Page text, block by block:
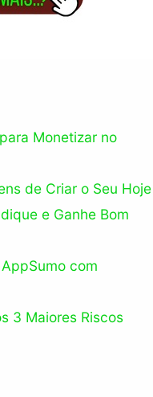
Monetizar no
de Criar o Seu Hoje
e Ganhe Bom
com
3 Maiores Riscos